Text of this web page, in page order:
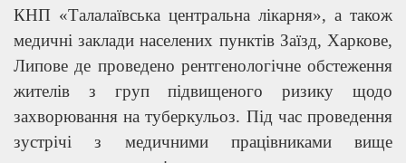
КНП «Талалаївська центральна лікарня», а також
медичні заклади населених пунктів Заїзд, Харкове,
Липове де проведено рентгенологічне обстеження
жителів з груп підвищеного ризику щодо
захворювання на туберкульоз. Під час проведення
зустрічі з медичними працівниками вище